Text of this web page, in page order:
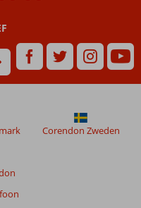
Corendon Zweden